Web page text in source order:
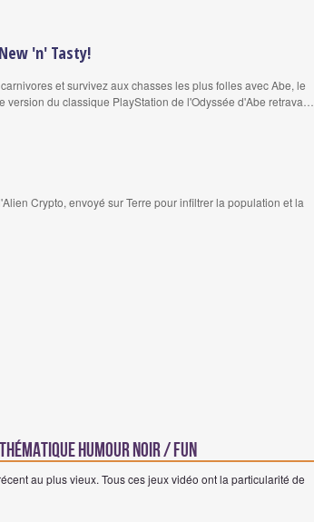
'n' Tasty!
et survivez aux chasses les plus folles avec Abe, le
du classique PlayStation de l'Odyssée d'Abe retrava…
Crypto, envoyé sur Terre pour infiltrer la population et la
humour noir / fun
au plus vieux. Tous ces jeux vidéo ont la particularité de